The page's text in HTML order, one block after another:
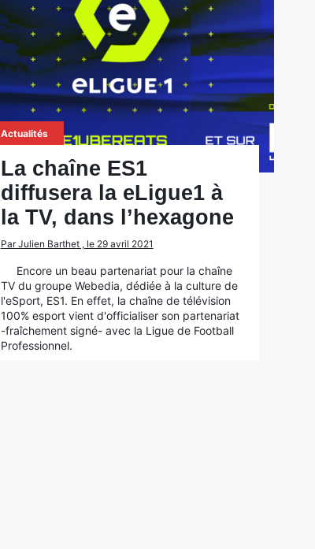
Actualités
La chaîne ES1
diffusera la eLigue1 à
la TV, dans l’hexagone
Par Julien Barthet , le 29 avril 2021
Encore un beau partenariat pour la chaîne
TV du groupe Webedia, dédiée à la culture de
l'eSport, ES1. En effet, la chaîne de télévision
100% esport vient d'officialiser son partenariat
-fraîchement signé- avec la Ligue de Football
Professionnel.